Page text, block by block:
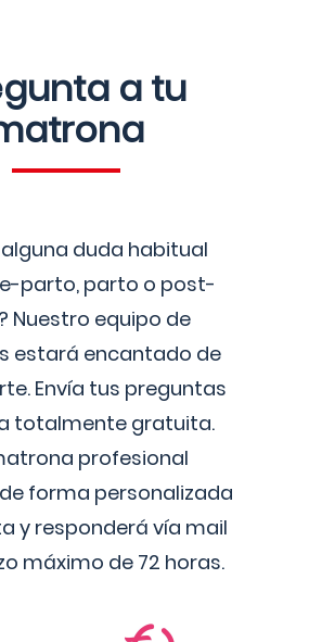
a tu
alguna duda habitual
parto, parto o post-
Nuestro equipo de
estará encantado de
Envía tus preguntas
totalmente gratuita.
profesional
forma personalizada
y responderá vía mail
máximo de 72 horas.